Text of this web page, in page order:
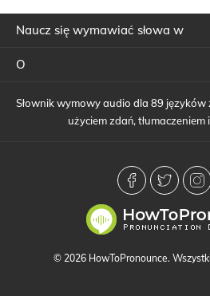
Naucz się wymawiać słowa w
O
Słownik wymowy audio dla 89 języków
użyciem zdań,
© 2026 HowToPronounce.